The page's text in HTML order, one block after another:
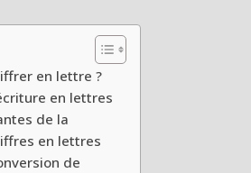
en lettre ?
en lettres
de la
en lettres
de